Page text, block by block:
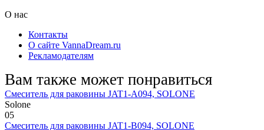
О нас
Контакты
О сайте VannaDream.ru
Рекламодателям
Вам также может понравиться
Смеситель для раковины JAT1-A094, SOLONE
Solone
05
Смеситель для раковины JAT1-B094, SOLONE